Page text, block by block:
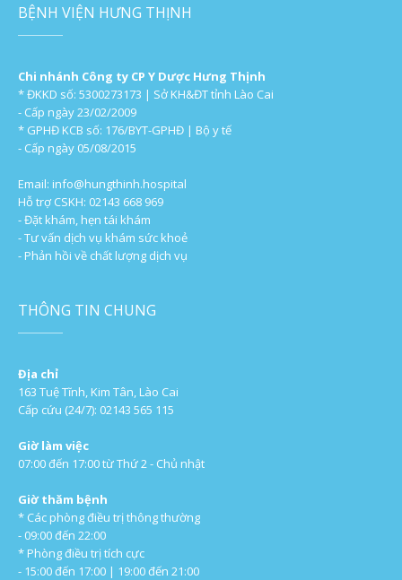
BỆNH VIỆN HƯNG THỊNH
Chi nhánh Công ty CP Y Dược Hưng Thịnh
* ĐKKD số: 5300273173 | Sở KH&ĐT tỉnh Lào Cai
- Cấp ngày 23/02/2009
* GPHĐ KCB số: 176/BYT-GPHĐ | Bộ y tế
- Cấp ngày 05/08/2015
Email: info@hungthinh.hospital
Hỗ trợ CSKH: 02143 668 969
- Đặt khám, hẹn tái khám
- Tư vấn dịch vụ khám sức khoẻ
- Phản hồi về chất lượng dịch vụ
THÔNG TIN CHUNG
Địa chỉ
163 Tuệ Tĩnh, Kim Tân, Lào Cai
Cấp cứu (24/7): 02143 565 115
Giờ làm việc
07:00 đến 17:00 từ Thứ 2 - Chủ nhật
Giờ thăm bệnh
* Các phòng điều trị thông thường
- 09:00 đến 22:00
* Phòng điều trị tích cực
- 15:00 đến 17:00 | 19:00 đến 21:00